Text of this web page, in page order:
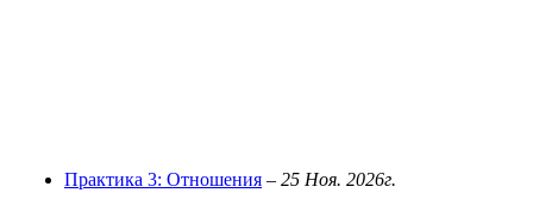
Практика 3: Отношения – 25 Ноя. 2026г.